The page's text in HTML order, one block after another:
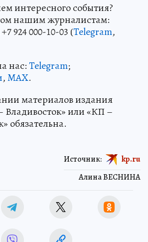
интересного события?
нашим журналистам:
924 000-10-03 (Telegram,
нас:Telegram;
,MAX.
материалов издания
Владивосток» или «КП –
обязательна.
Алина ВЕСНИНА
Источник: kp.ru